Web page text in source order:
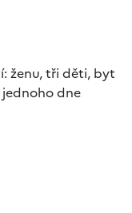
ženu, tři děti, byt
jednoho dne